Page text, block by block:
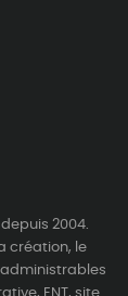
2004.
création, le